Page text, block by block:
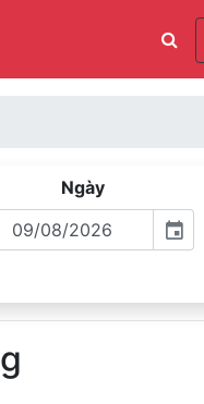
Ngày
event